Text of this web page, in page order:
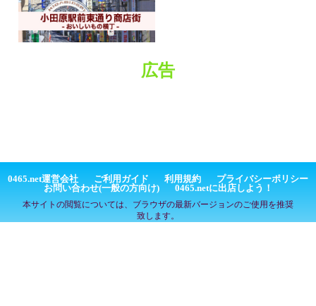
広告
0465.net運営会社 ご利用ガイド 利用規約
プライバシーポリシー
お問い合わせ(一般の方向け)
0465.netに出店しよう！
本サイトの閲覧については、ブラウザの最新バージョンのご使用を推奨
致します。